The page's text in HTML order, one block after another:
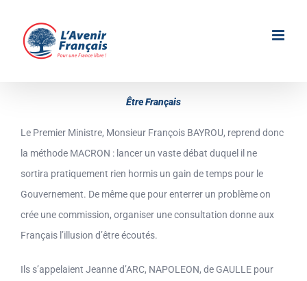
contenu
Être Français
Le Premier Ministre, Monsieur François BAYROU, reprend donc
la méthode MACRON : lancer un vaste débat duquel il ne
sortira pratiquement rien hormis un gain de temps pour le
Gouvernement. De même que pour enterrer un problème on
crée une commission, organiser une consultation donne aux
Français l’illusion d’être écoutés.
Ils s’appelaient Jeanne d’ARC, NAPOLEON, de GAULLE pour